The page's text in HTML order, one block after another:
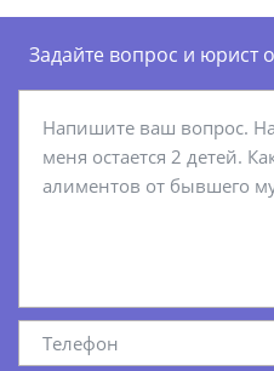
Задайте вопрос и юрист